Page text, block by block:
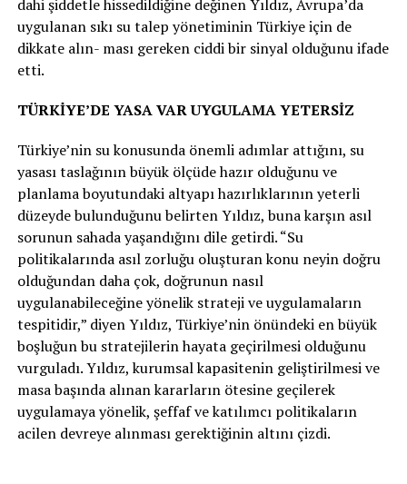
dahi şiddetle hissedildiğine değinen Yıldız, Avrupa’da
uygulanan sıkı su talep yönetiminin Türkiye için de
dikkate alın- ması gereken ciddi bir sinyal olduğunu ifade
etti.
TÜRKİYE’DE YASA VAR UYGULAMA YETERSİZ
Türkiye’nin su konusunda önemli adımlar attığını, su
yasası taslağının büyük ölçüde hazır olduğunu ve
planlama boyutundaki altyapı hazırlıklarının yeterli
düzeyde bulunduğunu belirten Yıldız, buna karşın asıl
sorunun sahada yaşandığını dile getirdi. “Su
politikalarında asıl zorluğu oluşturan konu neyin doğru
olduğundan daha çok, doğrunun nasıl
uygulanabileceğine yönelik strateji ve uygulamaların
tespitidir,” diyen Yıldız, Türkiye’nin önündeki en büyük
boşluğun bu stratejilerin hayata geçirilmesi olduğunu
vurguladı. Yıldız, kurumsal kapasitenin geliştirilmesi ve
masa başında alınan kararların ötesine geçilerek
uygulamaya yönelik, şeffaf ve katılımcı politikaların
acilen devreye alınması gerektiğinin altını çizdi.